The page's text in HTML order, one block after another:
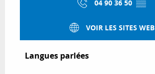
04 90 36 50 ▒▒
VOIR LES SITES WEB
Langues parlées
Langues parlées